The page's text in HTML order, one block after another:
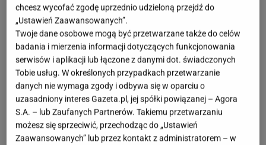
OTWÓRZ GALERIĘ
Przez ostatnie lata dominowały luźne fasony –mom
jeans,szerokie spodnie typuwide legczycargo.
Skinny zostały zepchnięte na margines, a wiele osób
traktowało je jak modowe faux pas. Alemoda, jak
zawsze, zatacza koło. W sezonie jesień 2025
projektanci i influencerki pokazują, że skinny można
chcesz wycofać zgodę uprzednio udzieloną przejdź do
„Ustawień Zaawansowanych”.
Twoje dane osobowe mogą być przetwarzane także do celów
badania i mierzenia informacji dotyczących funkcjonowania
serwisów i aplikacji lub łączone z danymi dot. świadczonych
Tobie usług. W określonych przypadkach przetwarzanie
danych nie wymaga zgody i odbywa się w oparciu o
uzasadniony interes Gazeta.pl, jej spółki powiązanej – Agora
S.A. – lub Zaufanych Partnerów. Takiemu przetwarzaniu
możesz się sprzeciwić, przechodząc do „Ustawień
Zaawansowanych” lub przez kontakt z administratorem – w